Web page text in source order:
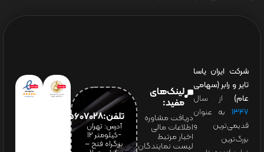
شرکت ایران یاسا
تایر و رابر (سهامی
عام) از سال
۱۳۴۷ به عنوان
قدیمی‌ترین و
بزرگ‌ترین
لینک‌های
مفید:
دریافت مشاوره
اطلاعات مالی
اخبار مرتبط
لیست نمایندگان
تلفن:65607028(021)
آدرس: تهران
-کیلومتر 12
بزرگراه فتح –